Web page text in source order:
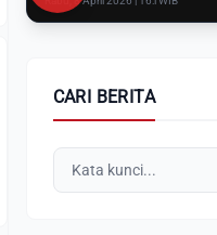
CARI BERITA